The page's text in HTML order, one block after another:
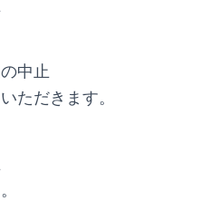
中止
ただきます。